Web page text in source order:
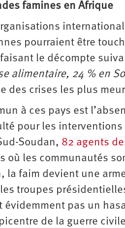
famines en Afrique
pourraient être
le décompte
alimentaire, 24 % en
des crises les plus
à ces pays est
pour les
Soudan, 82 agents
où les communautés
la faim devient une
troupes
évidemment pas un
de la guerre